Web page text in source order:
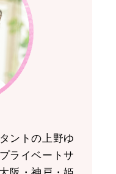
ントの上野ゆ
ライベートサ